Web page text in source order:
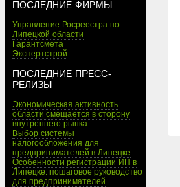
ПОСЛЕДНИЕ ФИРМЫ
Управление Росреестра по
Липецкой области
Гарантсмета
Экспертстрой
ПОСЛЕДНИЕ ПРЕСС-
РЕЛИЗЫ
Экономическая активность
области смещается в сторону
внутреннего рынка
Выбор системы
налогообложения для
предпринимателей в Липецке
Особенности регистрации ИП в
Липецке: пошаговое руководство
для предпринимателей